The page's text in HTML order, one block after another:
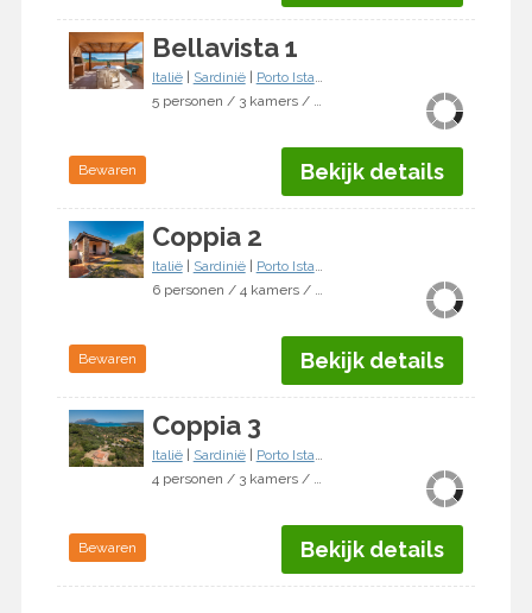
Bellavista 1
Italië| Sardinië| Porto Istana
5 personen / 3 kamers / 2 slaapkamers
Bewaren Bekijk details
Coppia 2
Italië| Sardinië| Porto Istana
6 personen / 4 kamers / 3 slaapkamers
Bewaren Bekijk details
Coppia 3
Italië| Sardinië| Porto Istana
4 personen / 3 kamers / 2 slaapkamers
Bewaren Bekijk details